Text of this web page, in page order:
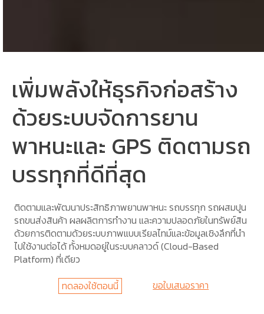
เพิ่มพลังให้ธุรกิจก่อสร้าง
ด้วยระบบจัดการยาน
พาหนะและ GPS ติดตามรถ
บรรทุกที่ดีที่สุด
ติดตามและพัฒนาประสิทธิภาพยานพาหนะ รถบรรทุก รถผสมปูน
รถขนส่งสินค้า ผลผลิตการทำงาน และความปลอดภัยในทรัพย์สิน
ด้วยการติดตามด้วยระบบภาพแบบเรียลไทม์และข้อมูลเชิงลึกที่นำ
ไปใช้งานต่อได้ ทั้งหมดอยู่ในระบบคลาวด์ (Cloud-Based
Platform) ที่เดียว
ทดลองใช้ตอนนี้ ขอใบเสนอราคา